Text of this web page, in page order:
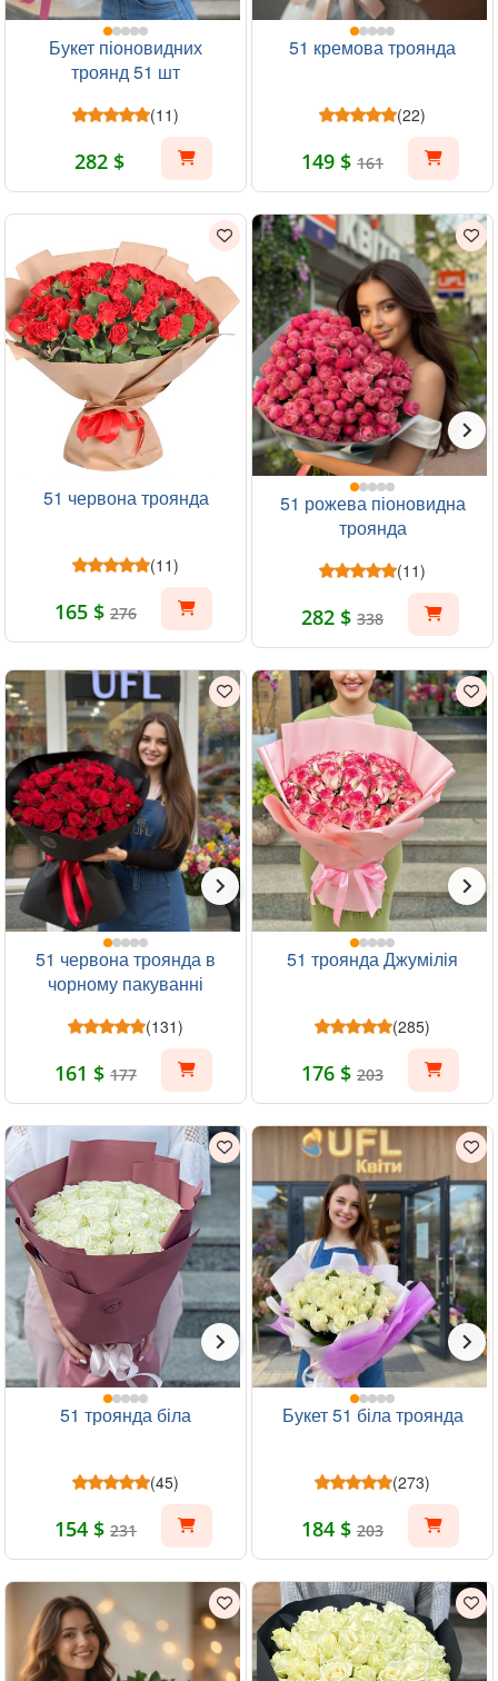
Букет піоновидних
троянд 51 шт
(11)
282 $
51 кремова троянда
(22)
149 $ 161
51 червона троянда
(11)
165 $ 276
51 рожева піоновидна
троянда
(11)
282 $ 338
51 червона троянда в
чорному пакуванні
(131)
161 $ 177
51 троянда Джумілія
(285)
176 $ 203
51 троянда біла
(45)
154 $ 231
Букет 51 біла троянда
(273)
184 $ 203